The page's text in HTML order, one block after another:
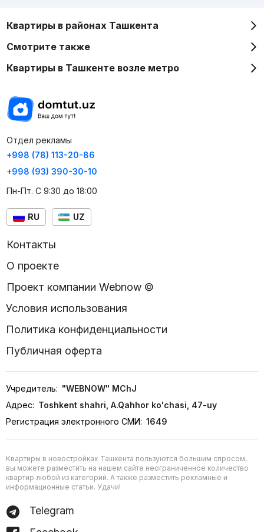
Квартиры в районах Ташкента
Смотрите также
Квартиры в Ташкенте возле метро
Отдел рекламы
+998 (78) 113-20-86
+998 (93) 390-30-10
Пн-Пт. С 9:30 до 18:00
RU UZ
Контакты
О проекте
Проект компании Webnow ©
Условия использования
Политика конфиденциальности
Публичная оферта
Учредитель: "WEBNOW" MChJ
Адрес: Toshkent shahri, A.Qahhor ko'chasi, 47-uy
Регистрация электронного СМИ: 1649
Квартиры в новостройках Ташкента пользуются большим спросом,
вы можете разместить на нашем сайте неограниченное количество
квартир любой из категорий. А также разместить рекламные и
информационные статьи. Удачи!
Telegram